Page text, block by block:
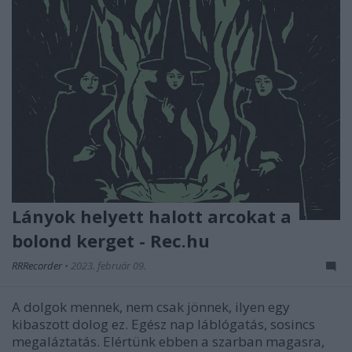
Lányok helyett halott arcokat a
bolond kerget - Rec.hu
RRRecorder • 2023. február 09.
A dolgok mennek, nem csak jönnek, ilyen egy
kibaszott dolog ez. Egész nap láblógatás, sosincs
megaláztatás. Elértünk ebben a szarban magasra,